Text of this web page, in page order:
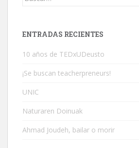
ENTRADAS RECIENTES
10 años de TEDxUDeusto
¡Se buscan teacherpreneurs!
UNIC
Naturaren Doinuak
Ahmad Joudeh, bailar o morir